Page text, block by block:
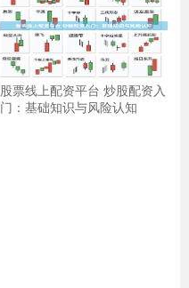
股票线上配资平台 炒股配资入
门：基础知识与风险认知